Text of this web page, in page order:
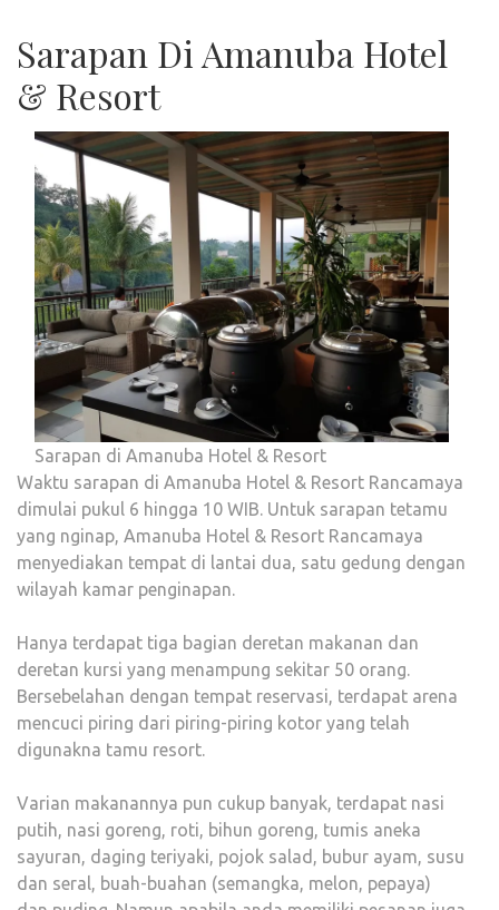
Sarapan Di Amanuba Hotel
& Resort
Sarapan di Amanuba Hotel & Resort
Waktu sarapan di Amanuba Hotel & Resort Rancamaya
dimulai pukul 6 hingga 10 WIB. Untuk sarapan tetamu
yang nginap, Amanuba Hotel & Resort Rancamaya
menyediakan tempat di lantai dua, satu gedung dengan
wilayah kamar penginapan.
Hanya terdapat tiga bagian deretan makanan dan
deretan kursi yang menampung sekitar 50 orang.
Bersebelahan dengan tempat reservasi, terdapat arena
mencuci piring dari piring-piring kotor yang telah
digunakna tamu resort.
Varian makanannya pun cukup banyak, terdapat nasi
putih, nasi goreng, roti, bihun goreng, tumis aneka
sayuran, daging teriyaki, pojok salad, bubur ayam, susu
dan seral, buah-buahan (semangka, melon, pepaya)